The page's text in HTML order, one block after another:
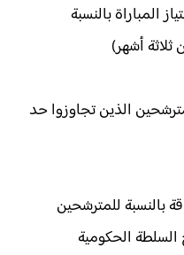
المباراة بالنسبة
أشهر)
الذين تجاوزوا حد
بالنسبة للمترشحين
الحكومية